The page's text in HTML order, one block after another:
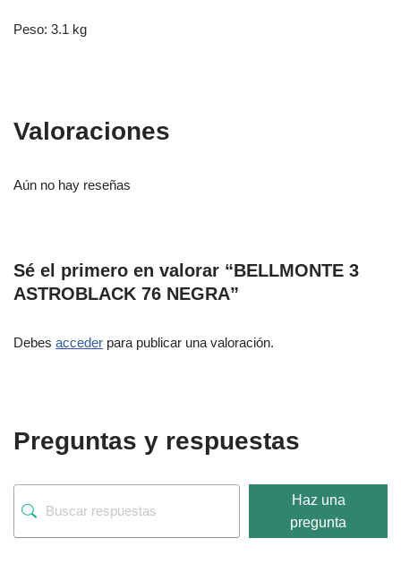
Peso: 3.1 kg
Valoraciones
Aún no hay reseñas
Sé el primero en valorar “BELLMONTE 3
ASTROBLACK 76 NEGRA”
Debes acceder para publicar una valoración.
Preguntas y respuestas
Haz una
pregunta